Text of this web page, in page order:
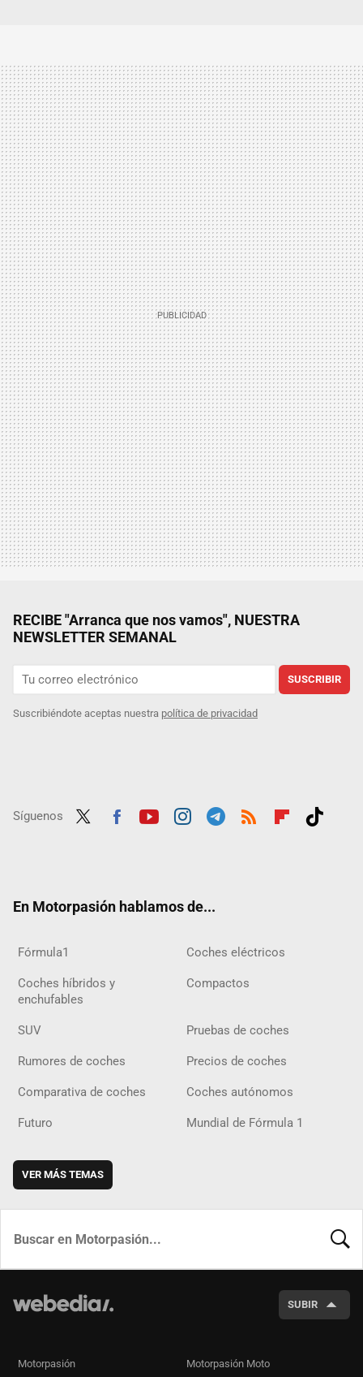
RECIBE "Arranca que nos vamos", NUESTRA
NEWSLETTER SEMANAL
SUSCRIBIR
Suscribiéndote aceptas nuestra política de privacidad
Síguenos
En Motorpasión hablamos de...
Fórmula1 Coches eléctricos
Coches híbridos y
enchufables
Compactos
SUV Pruebas de coches
Rumores de coches Precios de coches
Comparativa de coches Coches autónomos
Futuro Mundial de Fórmula 1
VER MÁS TEMAS
SUBIR
Motorpasión Motorpasión Moto